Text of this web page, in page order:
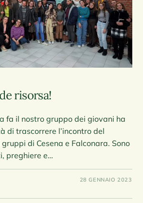
risorsa!
fa il nostro gruppo dei giovani ha
di trascorrere l’incontro del
di Cesena e Falconara. Sono
preghiere e…
28 GENNAIO 2023